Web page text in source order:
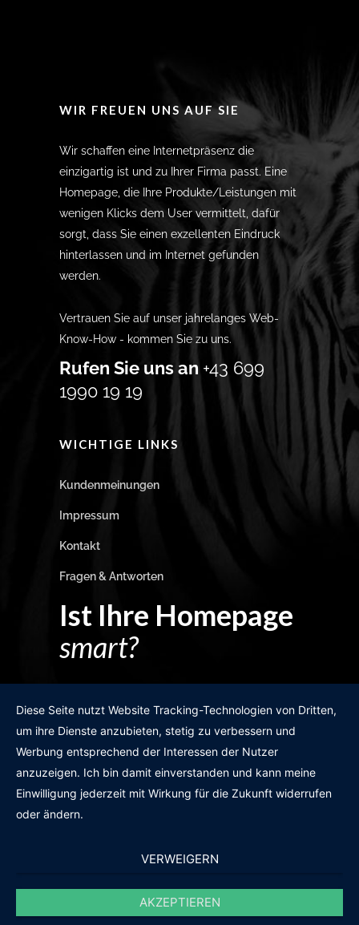
WIR FREUEN UNS AUF SIE
Wir schaffen eine Internetpräsenz die
einzigartig ist und zu Ihrer Firma passt. Eine
Homepage, die Ihre Produkte/Leistungen mit
wenigen Klicks dem User vermittelt, dafür
sorgt, dass Sie einen exzellenten Eindruck
hinterlassen und im Internet gefunden
werden.
Vertrauen Sie auf unser jahrelanges Web-
Know-How - kommen Sie zu uns.
Rufen Sie uns an +43 699
1990 19 19
WICHTIGE LINKS
Kundenmeinungen
Impressum
Kontakt
Fragen & Antworten
Ist Ihre Homepage
smart?
GRATIS WEBSITE-CHECK
des19n.at|iwant@des19n.at
Diese Seite nutzt Website Tracking-Technologien von Dritten,
um ihre Dienste anzubieten, stetig zu verbessern und
Werbung entsprechend der Interessen der Nutzer
anzuzeigen. Ich bin damit einverstanden und kann meine
Einwilligung jederzeit mit Wirkung für die Zukunft widerrufen
oder ändern.
VERWEIGERN
AKZEPTIEREN